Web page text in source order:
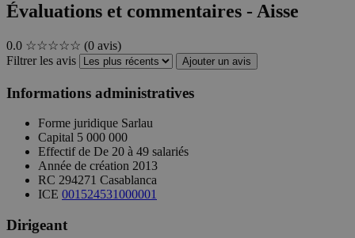
Évaluations et commentaires - Aisse
0.0 ☆☆☆☆☆ (0 avis)
Filtrer les avis
Ajouter un avis
Informations administratives
Forme juridique Sarlau
Capital 5 000 000
Effectif de De 20 à 49 salariés
Année de création 2013
RC 294271 Casablanca
ICE 001524531000001
Dirigeant